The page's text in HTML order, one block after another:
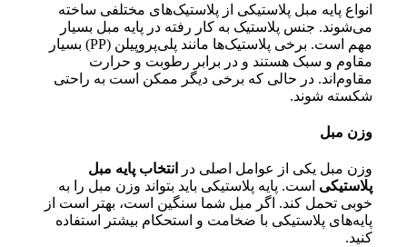
انواع پایه مبل پلاستیکی از پلاستیک‌های مختلفی ساخته
می‌شوند. جنس پلاستیک به کار رفته در پایه مبل بسیار
مهم است. برخی پلاستیک‌ها مانند پلی‌پروپیلن (PP) بسیار
مقاوم و سبک هستند و در برابر رطوبت و حرارت
مقاوم‌اند. در حالی که برخی دیگر ممکن است به راحتی
شکسته شوند.
وزن مبل
وزن مبل یکی از عوامل اصلی در
انتخاب پایه مبل
پلاستیکی است. پایه پلاستیکی باید بتواند وزن مبل را به
خوبی تحمل کند. اگر مبل شما سنگین است، بهتر است از
پایه‌های پلاستیکی با ضخامت و استحکام بیشتر استفاده
کنید.